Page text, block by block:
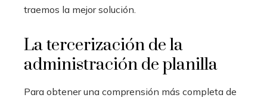
traemos la mejor solución.
La tercerización de la
administración de planilla
Para obtener una comprensión más completa de